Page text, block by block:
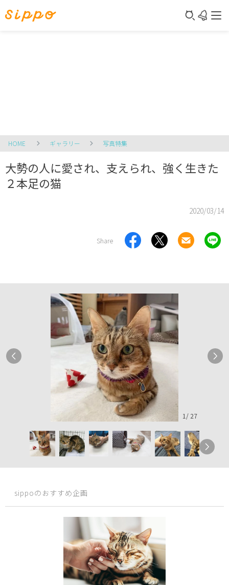
HOME ギャラリー 写真特集
大勢の人に愛され、支えられ、強く生きた
２本足の猫
2020/03/14
Share
1 / 27
sippoのおすすめ企画